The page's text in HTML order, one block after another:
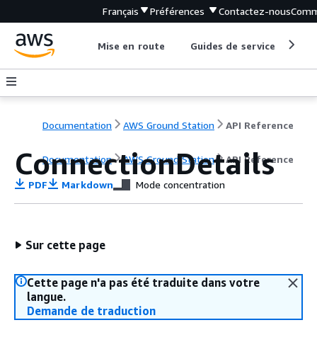
Français Préférences Contactez-nous
Mise en route Guides de service
Documentation AWS Ground Station API Reference
Documentation AWS Ground Station API Reference
ConnectionDetails
PDF Markdown Mode concentration
Sur cette page
Cette page n'a pas été traduite dans votre
langue.
Demande de traduction